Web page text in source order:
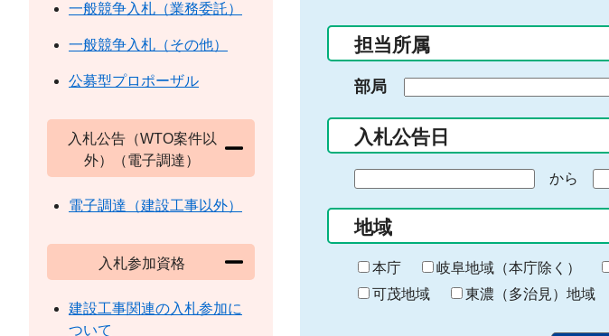
ー
入
力
担当所属
部局
入札公告日
の
始
ま
り
から
終
わ
り
地域
本庁 岐阜地域（本庁除く）
可茂地域
東濃（多治見）地域
一般競争入札（業務委託）
一般競争入札（その他）
公募型プロポーザル
入札公告（WTO案件以
外）（電子調達）
電子調達（建設工事以外）
入札参加資格
建設工事関連の入札参加に
ついて